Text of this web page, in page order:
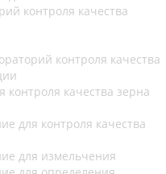
контроля качества
контроля качества
контроля качества зерна
для контроля качества
для измельчения